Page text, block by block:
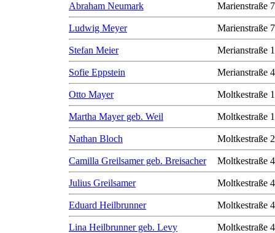
Abraham Neumark Marienstraße 7
Ludwig Meyer Marienstraße 7
Stefan Meier Merianstraße
Sofie Eppstein Merianstraße
Otto Mayer Moltkestraße
Martha Mayer geb. Weil Moltkestraße
Nathan Bloch Moltkestraße
Camilla Greilsamer geb. Breisacher Moltkestraße
Julius Greilsamer Moltkestraße
Eduard Heilbrunner Moltkestraße
Lina Heilbrunner geb. Levy Moltkestraße